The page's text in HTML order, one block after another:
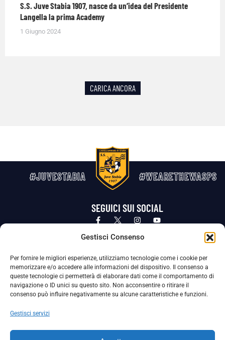
Gestisci Consenso
Per fornire le migliori esperienze, utilizziamo tecnologie come i cookie per
memorizzare e/o accedere alle informazioni del dispositivo. Il consenso a
queste tecnologie ci permetterà di elaborare dati come il comportamento di
navigazione o ID unici su questo sito. Non acconsentire o ritirare il
consenso può influire negativamente su alcune caratteristiche e funzioni.
Gestisci servizi
S.S. Juve Stabia 1907, nasce da un’idea del Presidente
Langella la prima Academy
1 Giugno 2024
CARICA ANCORA
#JUVESTABIA #WEARETHEWASPS
SEGUICI SUI SOCIAL
Privacy Policy Cookie Policy
La Società ha nominato il Responsabile della Protezione dei Dati Personali (DPO), figura specializzata che vigila sulle modalità
adottate dalla nostra Società per tutelare i Suoi dati personali.
Per contattare il DPO può scrivere a